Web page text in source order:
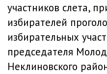
участников слета,
избирателей
избирательных
председателя
Неклиновского